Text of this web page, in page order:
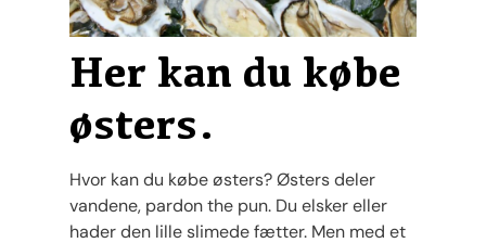
Her kan du købe
østers.
Hvor kan du købe østers? Østers deler
vandene, pardon the pun. Du elsker eller
hader den lille slimede fætter. Men med et